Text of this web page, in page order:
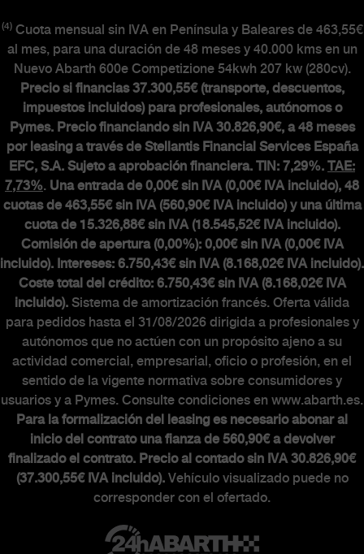
(4)Cuota mensual sin IVA en Península y Baleares de 463,55€
al mes, para una duración de 48 meses y 40.000 kms en un
Nuevo Abarth 600e Competizione 54kwh 207 kw (280cv).
Precio si financias 37.300,55€ (transporte, descuentos,
impuestos incluidos) para profesionales, autónomos o
Pymes. Precio financiando sin IVA 30.826,90€, a 48 meses
por leasing a través de Stellantis Financial Services España
EFC, S.A. Sujeto a aprobación financiera. TIN: 7,29%. TAE:
7,73%. Una entrada de 0,00€ sin IVA (0,00€ IVA incluido), 48
cuotas de 463,55€ sin IVA (560,90€ IVA incluido) y una última
cuota de 15.326,88€ sin IVA (18.545,52€ IVA incluido).
Comisión de apertura (0,00%): 0,00€ sin IVA (0,00€ IVA
incluido). Intereses: 6.750,43€ sin IVA (8.168,02€ IVA incluido).
Coste total del crédito: 6.750,43€ sin IVA (8.168,02€ IVA
incluido). Sistema de amortización francés. Oferta válida
para pedidos hasta el 31/08/2026 dirigida a profesionales y
autónomos que no actúen con un propósito ajeno a su
actividad comercial, empresarial, oficio o profesión, en el
sentido de la vigente normativa sobre consumidores y
usuarios y a Pymes. Consulte condiciones en www.abarth.es.
Para la formalización del leasing es necesario abonar al
inicio del contrato una fianza de 560,90€ a devolver
finalizado el contrato. Precio al contado sin IVA 30.826,90€
(37.300,55€ IVA incluido).Vehículo visualizado puede no
corresponder con el ofertado.